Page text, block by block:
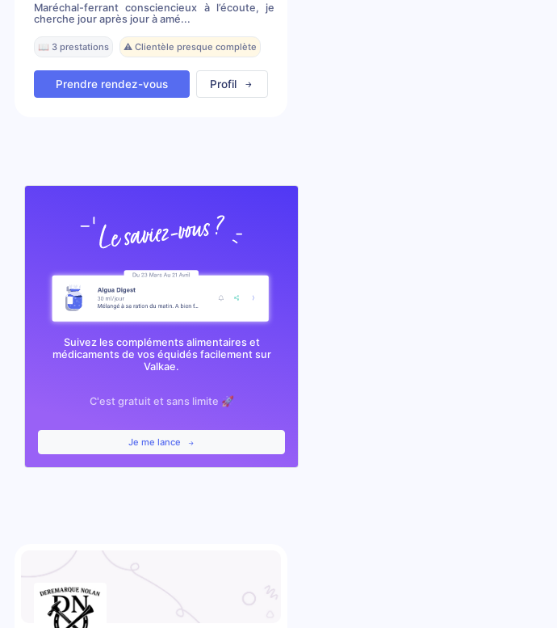
Maréchal-ferrant consciencieux à l’écoute, je
cherche jour après jour à amé...
📖 3 prestations ⚠️ Clientèle presque complète
Prendre rendez-vous Profil
Suivez les compléments alimentaires et
médicaments de vos équidés facilement sur
Valkae.
C'est gratuit et sans limite 🚀
Je me lance